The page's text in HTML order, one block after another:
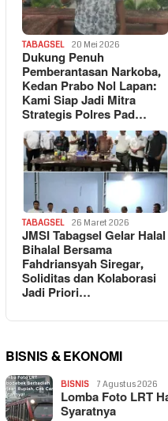
TABAGSEL 20 Mei 2026
Dukung Penuh
Pemberantasan Narkoba,
Kedan Prabo Nol Lapan:
Kami Siap Jadi Mitra
Strategis Polres Pad…
TABAGSEL 26 Maret 2026
JMSI Tabagsel Gelar Halal
Bihalal Bersama
Fahdriansyah Siregar,
Soliditas dan Kolaborasi
Jadi Priori…
BISNIS & EKONOMI
BISNIS 7 Agustus 2026
Lomba Foto LRT
Syaratnya